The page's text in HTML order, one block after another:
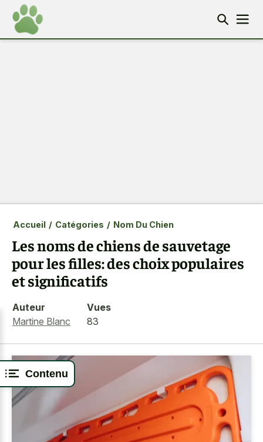
Contenu
Accueil / Catégories / Nom Du Chien
Les noms de chiens de sauvetage
pour les filles: des choix populaires
et significatifs
Auteur
Martine Blanc
Vues
83